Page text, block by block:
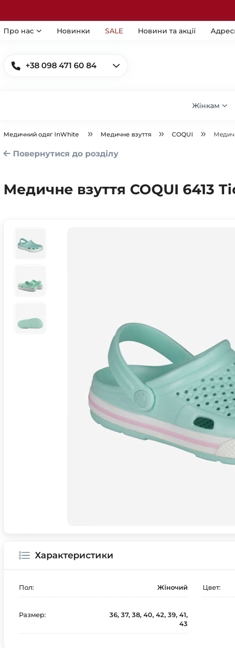
Про нас Новинки SALE Новини та акції
+38 098 471 60 84
Жінкам
Медичний одяг InWhite Медичне взуття COQUI
Повернутися до розділу
Медичне взуття COQUI 6413
Характеристики
Пол: Жіночий Цвет:
Размер:
36, 37, 38, 40, 42, 39, 41,
43